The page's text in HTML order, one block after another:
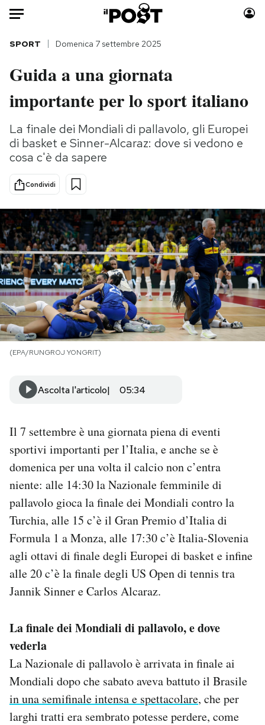
Auto
HOME
Italia
Politica
Tecnologia
Scienza
Economia
Sport
Moda
Consumismi
Storie/Idee
Altrecose
Mondiali calcio 2026
PODCAST
NEWSLETTER
CALENDARIO
AREA PERSONALE
Area Personale
Newsletter
Notifiche mobile
Regala il Post
Hai bisogno di aiuto?
Esci
SPORT Domenica 7 settembre 2025
Guida a una giornata
importante per lo sport italiano
La finale dei Mondiali di pallavolo, gli Europei
di basket e Sinner-Alcaraz: dove si vedono e
cosa c'è da sapere
Condividi
(EPA/RUNGROJ YONGRIT)
Ascolta l'articolo 05:34
Il 7 settembre è una giornata piena di eventi
sportivi importanti per l’Italia, e anche se è
domenica per una volta il calcio non c’entra
niente: alle 14:30 la Nazionale femminile di
pallavolo gioca la finale dei Mondiali contro la
Turchia, alle 15 c’è il Gran Premio d’Italia di
Formula 1 a Monza, alle 17:30 c’è Italia-Slovenia
agli ottavi di finale degli Europei di basket e infine
alle 20 c’è la finale degli US Open di tennis tra
Jannik Sinner e Carlos Alcaraz.
La finale dei Mondiali di pallavolo, e dove
vederla
La Nazionale di pallavolo è arrivata in finale ai
Mondiali dopo che sabato aveva battuto il Brasile
in una semifinale intensa e spettacolare, che per
larghi tratti era sembrato potesse perdere, come